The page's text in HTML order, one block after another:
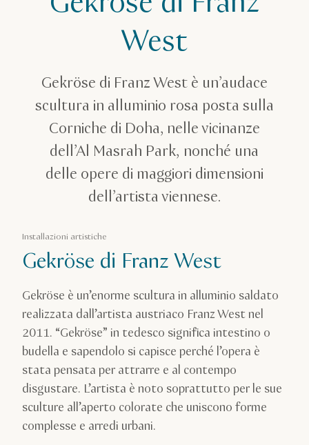
Arte pubblica
West
Gekröse di Franz West è un’audace
scultura in alluminio rosa posta sulla
Corniche di Doha, nelle vicinanze
dell’Al Masrah Park, nonché una
delle opere di maggiori dimensioni
dell’artista viennese.
Installazioni artistiche
Gekröse di Franz West
Gekröse è un’enorme scultura in alluminio saldato
realizzata dall’artista austriaco Franz West nel
2011. “Gekröse” in tedesco significa intestino o
budella e sapendolo si capisce perché l’opera è
stata pensata per attrarre e al contempo
disgustare. L’artista è noto soprattutto per le sue
sculture all’aperto colorate che uniscono forme
complesse e arredi urbani.